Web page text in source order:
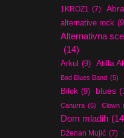
1KROZ1 (7)
alternative rock
Alternativna
(14)
Arkul (9) Atilla
Bad Blues Band (5)
Bilok (9) blues
Canurra (5) Clown
Dom mladih
Dženan Mujić (7)